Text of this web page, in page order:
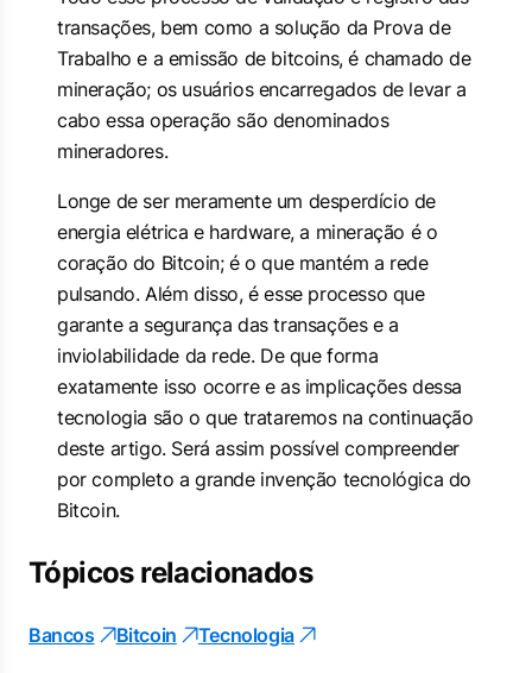
transações, bem como a solução da Prova de
Trabalho e a emissão de bitcoins, é chamado de
mineração; os usuários encarregados de levar a
cabo essa operação são denominados
mineradores.
Longe de ser meramente um desperdício de
energia elétrica e hardware, a mineração é o
coração do Bitcoin; é o que mantém a rede
pulsando. Além disso, é esse processo que
garante a segurança das transações e a
inviolabilidade da rede. De que forma
exatamente isso ocorre e as implicações dessa
tecnologia são o que trataremos na continuação
deste artigo. Será assim possível compreender
por completo a grande invenção tecnológica do
Bitcoin.
Tópicos relacionados
Bancos Bitcoin Tecnologia